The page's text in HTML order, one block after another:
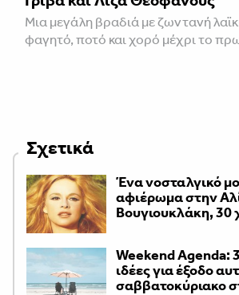
Μια μεγάλη βραδιά με ζωντανή
φαγητό, ποτό και χορό μέχρι το
Σχετικά
Ένα νοσταλγικό
αφιέρωμα στην
Βουγιουκλάκη, 30
Weekend Agenda:
ιδέες για έξοδο
σαββατοκύριακο